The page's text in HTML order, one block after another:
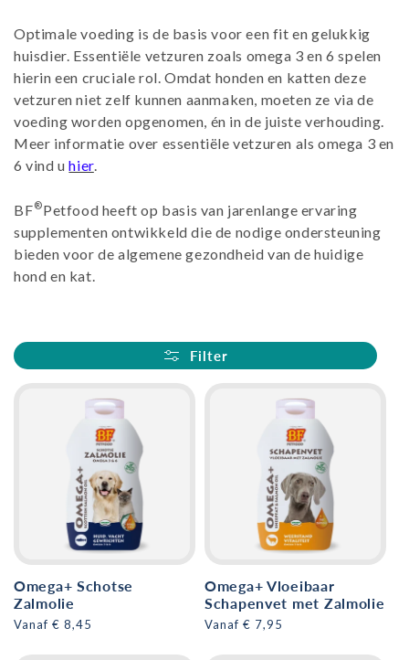
Optimale voeding is de basis voor een fit en gelukkig
huisdier. Essentiële vetzuren zoals omega 3 en 6 spelen
hierin een cruciale rol. Omdat honden en katten deze
vetzuren niet zelf kunnen aanmaken, moeten ze via de
voeding worden opgenomen, én in de juiste verhouding.
Meer informatie over essentiële vetzuren alsomega 3 en
6 vind uhier.
BF®Petfood heeft op basis van jarenlange ervaring
supplementen ontwikkeld die de nodige ondersteuning
bieden voor de algemene gezondheid van de huidige
hond en kat.
Filter
Omega+ Schotse
Zalmolie
Normale
Vanaf € 8,45
Omega+ Vloeibaar
Schapenvet met Zalmolie
Normale
Vanaf € 7,95